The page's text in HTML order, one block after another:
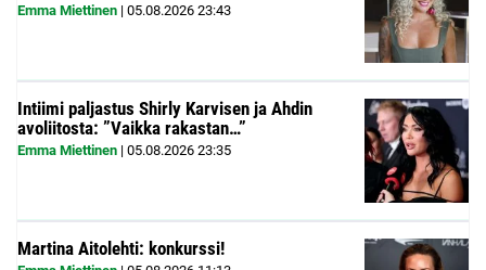
Emma Miettinen | 05.08.2026 23:43
Intiimi paljastus Shirly Karvisen ja Ahdin
avoliitosta: ”Vaikka rakastan…”
Emma Miettinen | 05.08.2026 23:35
Martina Aitolehti: konkurssi!